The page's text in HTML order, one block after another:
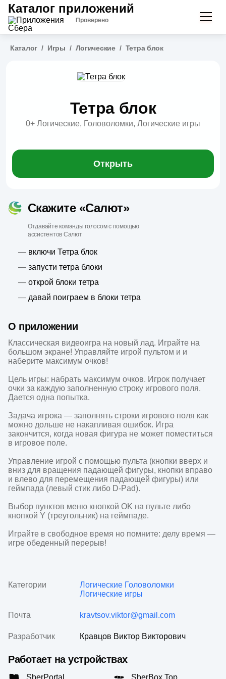
Каталог приложений
Проверено
Каталог / Игры / Логические / Тетра блок
Тетра блок
0+ Логические, Головоломки, Логические игры
Открыть
Скажите «Салют»
Отдавайте команды голосом с помощью
ассистентов Салют
— включи Тетра блок
— запусти тетра блоки
— открой блоки тетра
— давай поиграем в блоки тетра
О приложении
Классическая видеоигра на новый лад. Играйте на
большом экране! Управляйте игрой пультом и и
наберите максимум очков!
Цель игры: набрать максимум очков. Игрок получает
очки за каждую заполненную строку игрового поля.
Дается одна попытка.
Задача игрока — заполнять строки игрового поля как
можно дольше не накапливая ошибок. Игра
закончится, когда новая фигура не может поместиться
в игровое поле.
Управление игрой с помощью пульта (кнопки вверх и
вниз для вращения падающей фигуры, кнопки вправо
и влево для перемещения падающей фигуры) или
геймпада (левый стик либо D-Pad).
Выбор пунктов меню кнопкой OK на пульте либо
кнопкой Y (треугольник) на геймпаде.
Играйте в свободное время но помните: делу время —
игре обеденный перерыв!
Категории Логические Головоломки
Логические игры
Почта kravtsov.viktor@gmail.com
Разработчик Кравцов Виктор Викторович
Работает на устройствах
SberPortal SberBox Top